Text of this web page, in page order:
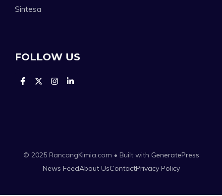
Sintesa
FOLLOW US
© 2025 RancangKimia.com • Built with GeneratePress
News FeedAbout UsContactPrivacy Policy